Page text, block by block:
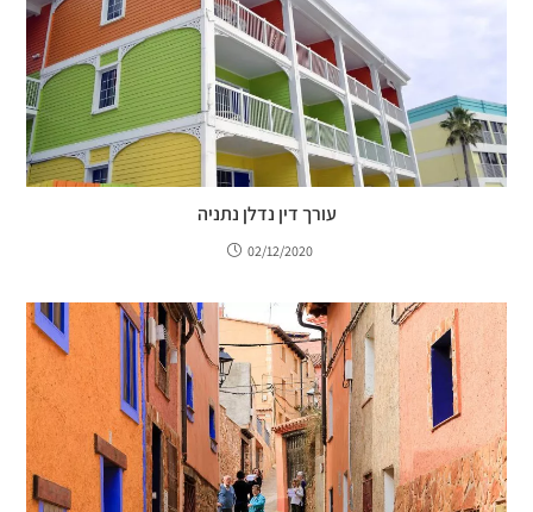
עורך דין נדלן נתניה
02/12/2020